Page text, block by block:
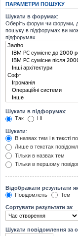
ПАРАМЕТРИ ПОШУКУ
Шукати в форумах:
Оберіть форум чи форуми,
пошуку в підфорумах ви
підфорумах.
Шукати в підфорумах:
Так
Ні
Шукати:
В назвах тем і в тексті
Лише в текстах
Тільки в назвах тем
Тільки в першому
Відображати результати
Повідомлень
Тем
Сортувати результати за:
Шукати повідомлення за